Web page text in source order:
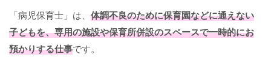
「病児保育士」は、 体調不良のために保育園などに通えない
子どもを、専用の施設や保育所併設のスペースで一時的にお
預かりする仕事です。